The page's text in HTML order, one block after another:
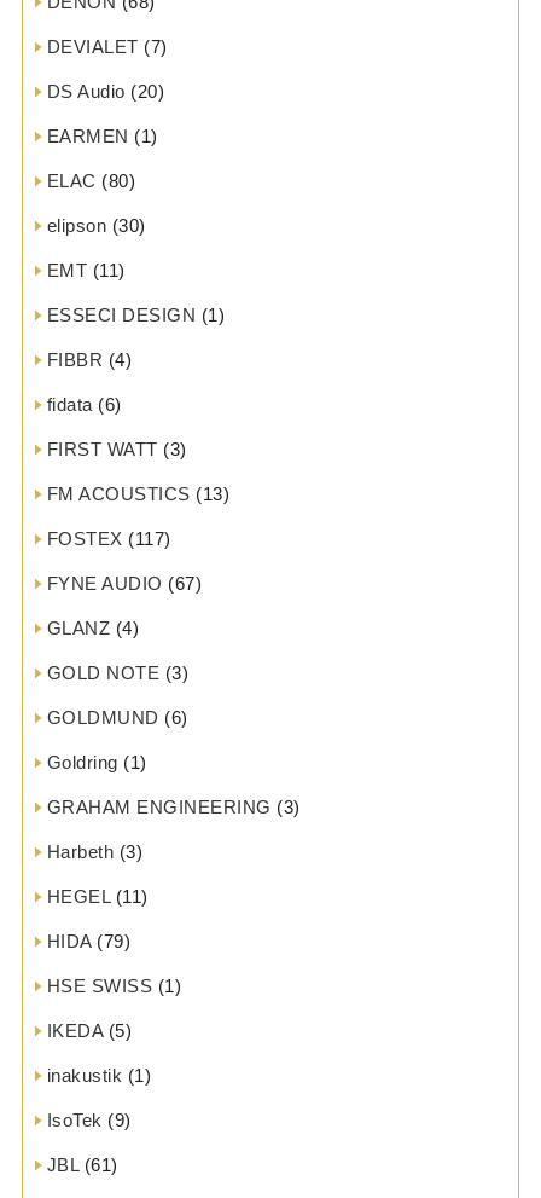
DEVIALET (7)
DS Audio (20)
EARMEN (1)
ELAC (80)
elipson (30)
EMT (11)
ESSECI DESIGN (1)
FIBBR (4)
fidata (6)
FIRST WATT (3)
FM ACOUSTICS (13)
FOSTEX (117)
FYNE AUDIO (67)
GLANZ (4)
GOLD NOTE (3)
GOLDMUND (6)
Goldring (1)
GRAHAM ENGINEERING (3)
Harbeth (3)
HEGEL(11)
HIDA(79)
HSE SWISS (1)
IKEDA(5)
inakustik (1)
IsoTek (9)
JBL(61)